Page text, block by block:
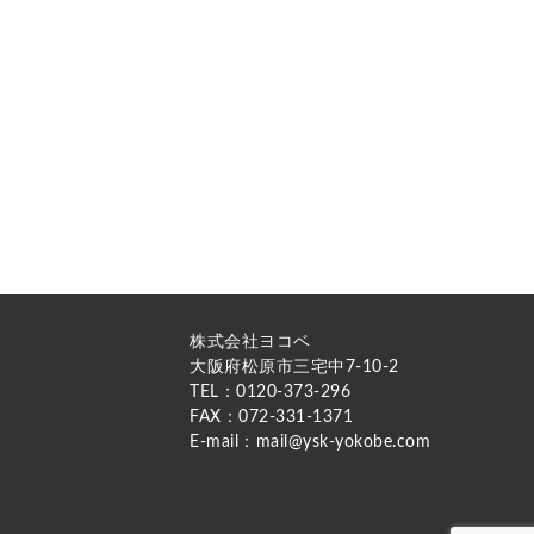
株式会社ヨコベ
大阪府松原市三宅中7-10-2
TEL：0120-373-296
FAX：072-331-1371
E-mail：mail@ysk-yokobe.com